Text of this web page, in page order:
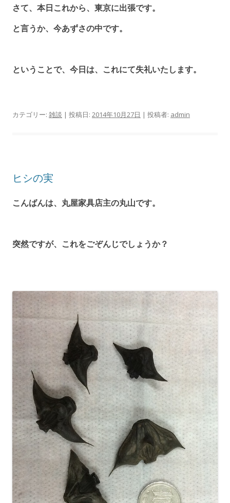
さて、本日これから、東京に出張です。
と言うか、今あずさの中です。
ということで、今日は、これにて失礼いたします。
カテゴリー: 雑談 | 投稿日: 2014年10月27日 | 投稿者: admin
ヒシの実
こんばんは、丸屋家具店主の丸山です。
突然ですが、これをごぞんじでしょうか？